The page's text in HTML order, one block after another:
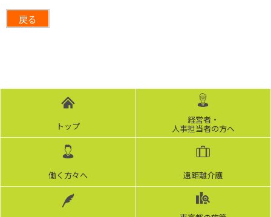
戻る
トップ
経営者・
人事担当者の方へ
働く方々へ 遠距離介護